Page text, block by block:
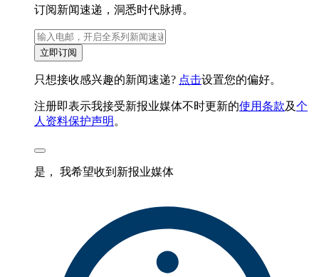
订阅新闻速递，洞悉时代脉搏。
立即订阅
只想接收感兴趣的新闻速递? 点击设置您的偏好。
注册即表示我接受新报业媒体不时更新的使用条款及个
人资料保护声明 。
是， 我希望收到新报业媒体